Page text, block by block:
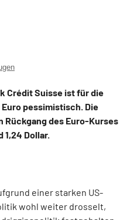
Crédit Suisse ist für die
pessimistisch. Die
des Euro-Kurses
Dollar.
einer starken US-
wohl weiter drosselt,